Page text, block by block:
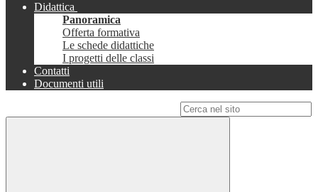
Didattica
Panoramica
Offerta formativa
Le schede didattiche
I progetti delle classi
Contatti
Documenti utili